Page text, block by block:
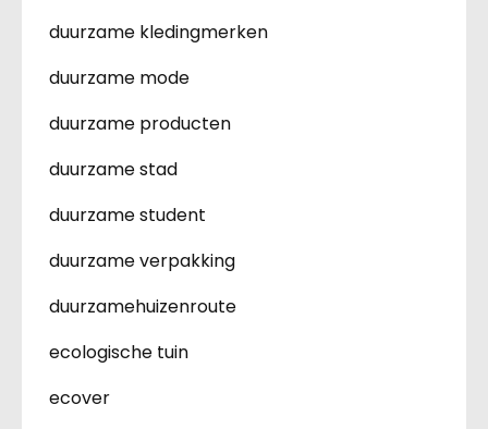
duurzame kledingmerken
duurzame mode
duurzame producten
duurzame stad
duurzame student
duurzame verpakking
duurzamehuizenroute
ecologische tuin
ecover